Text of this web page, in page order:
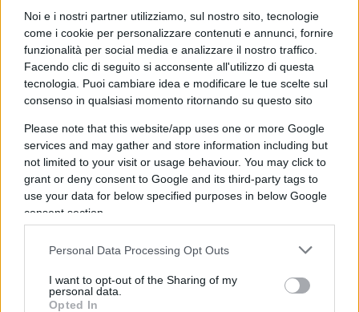
Noi e i nostri partner utilizziamo, sul nostro sito, tecnologie
come i cookie per personalizzare contenuti e annunci, fornire
funzionalità per social media e analizzare il nostro traffico.
Facendo clic di seguito si acconsente all'utilizzo di questa
tecnologia. Puoi cambiare idea e modificare le tue scelte sul
consenso in qualsiasi momento ritornando su questo sito
Please note that this website/app uses one or more Google
services and may gather and store information including but
not limited to your visit or usage behaviour. You may click to
grant or deny consent to Google and its third-party tags to
use your data for below specified purposes in below Google
consent section.
Personal Data Processing Opt Outs
I want to opt-out of the Sharing of my
personal data.
Opted In
la necessità di evitare la caduta dell’Esecutivo con
la guerra in Ucraina ancora in corso, con le
pesanti conseguenze economiche del conflitto da
tenere a bada, con l’inflazione galoppante, con i
fondi del Pnrr da gestire, con i contagi in risalita,
fondamentale di qualsiasi democrazia:l’esatta
corrispondenza tra le intenzioni del corpo
elettorale e la rappresentanza parlamentare
Da questo punto di vista, non vi è dubbio che il
crollo del Movimento 5 Stelle, passato dal 33 per
cento a un terzo dei voti ottenuti nel 2018, è